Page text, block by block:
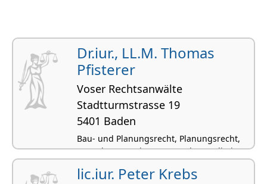
Dr.iur., LL.M. Thomas
Pfisterer
Voser Rechtsanwälte
Stadtturmstrasse 19
5401 Baden
Bau- und Planungsrecht, Planungsrecht,
Verwaltungsrecht, Staatsrecht, Mediation
lic.iur. Peter Krebs